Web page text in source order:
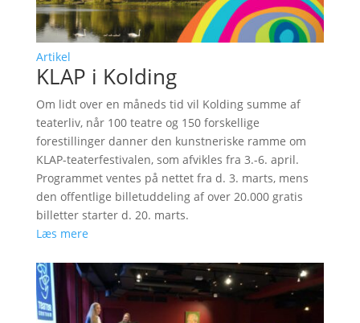
Artikel
KLAP i Kolding
Om lidt over en måneds tid vil Kolding summe af
teaterliv, når 100 teatre og 150 forskellige
forestillinger danner den kunstneriske ramme om
KLAP-teaterfestivalen, som afvikles fra 3.-6. april.
Programmet ventes på nettet fra d. 3. marts, mens
den offentlige billetuddeling af over 20.000 gratis
billetter starter d. 20. marts.
Læs mere